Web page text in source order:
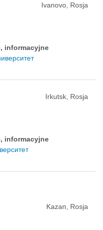
Ivanovo, Rosja
informacyjne
Irkutsk, Rosja
informacyjne
Kazan, Rosja